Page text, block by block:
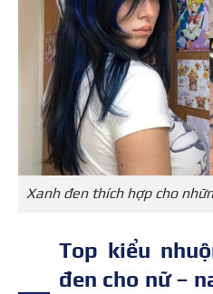
Xanh đen thích hợp cho
Top kiểu
đen cho nữ –